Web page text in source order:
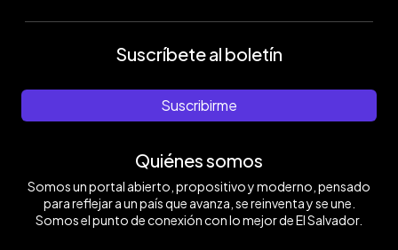
Suscríbete al boletín
Suscribirme
Quiénes somos
Somos un portal abierto, propositivo y moderno, pensado
para reflejar a un país que avanza, se reinventa y se une.
Somos el punto de conexión con lo mejor de El Salvador.